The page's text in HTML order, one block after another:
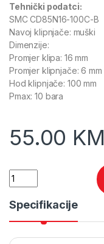
Tehnički podatci:
SMC CD85N16-100C-B
Navoj klipnjače: muški
Dimenzije:
Promjer klipa: 16 mm
Promjer klipnjače: 6 mm
Hod klipnjače: 100 mm
Pmax: 10 bara
55.00 KM
Quantity
Specifikacije